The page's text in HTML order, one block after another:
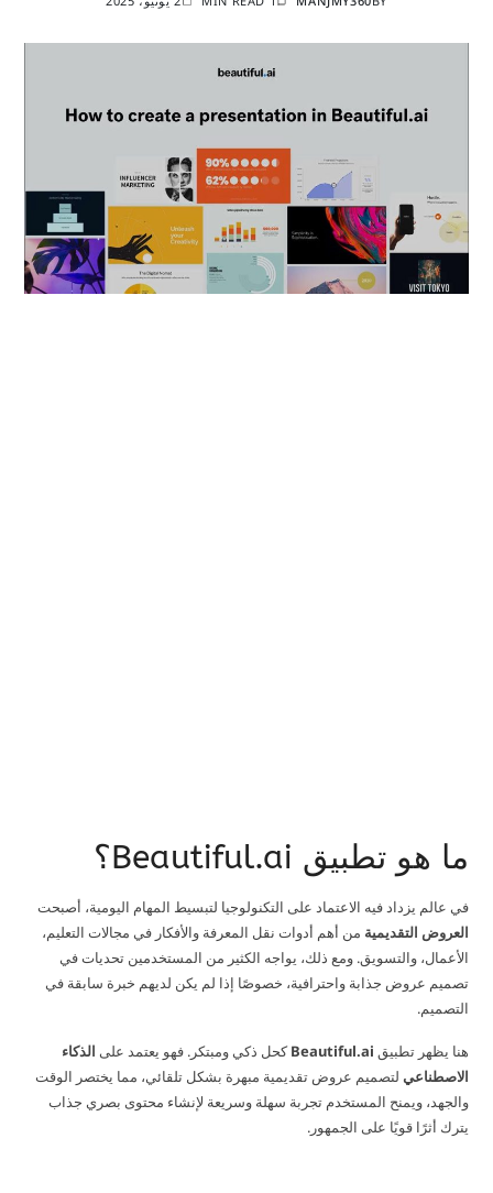
ما هو تطبيق Beautiful.ai؟
في عالم يزداد فيه الاعتماد على التكنولوجيا لتبسيط المهام اليومية، أصبحت
العروض التقديمية من أهم أدوات نقل المعرفة والأفكار في مجالات التعليم،
الأعمال، والتسويق. ومع ذلك، يواجه الكثير من المستخدمين تحديات في
تصميم عروض جذابة واحترافية، خصوصًا إذا لم يكن لديهم خبرة سابقة في
التصميم.
هنا يظهر تطبيق Beautiful.aiكحل ذكي ومبتكر. فهو يعتمد على الذكاء
الاصطناعي لتصميم عروض تقديمية مبهرة بشكل تلقائي، مما يختصر الوقت
والجهد، ويمنح المستخدم تجربة سهلة وسريعة لإنشاء محتوى بصري جذاب
يترك أثرًا قويًا على الجمهور.